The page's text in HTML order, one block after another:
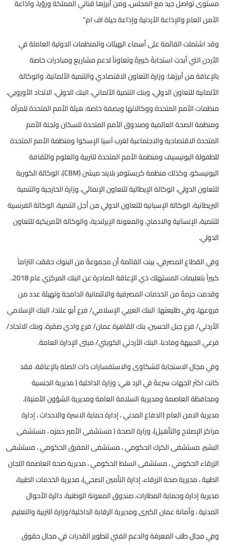
مستوى تواصل جيد مع المجلس، ومن أبرزها قناتي المملكة ورؤيا، واذاعة
الأمن العام والإذاعة الأردنية وإذاعة حياة اف ام."
وقد اشتملت القائمة على أسماء الهيئات والمنظمات الدولية العاملة في
الأردن التي أبدت استجابةً كبيرةً وتعاوناً لدعم مشاريع ومبادرات خاصة
بالإعاقة من أبرزها:وزارة التعاون الاقتصادي والتنمية الألمانية، والوكالة
الألمانية للتعاون الدولي، وبنك التنمية الألماني، البنك الدولي، الاتحاد الأوروبي،
منظمات الأمم المتحدة ووكالاتها وبصفة خاصة: هيئة الأمم المتحدة للمرأة
ومنظمة الصحة العالمية وصندوق الأمم المتحدة للسكان ولجنة الأمم
المتحدة الاقتصادية والاجتماعية لغرب آسيا الإسكوا ومنظمة الأمم المتحدة
للطفولة اليونيسيف ومنظمة الأمم المتحدة للتربية والعلوم والثقافة
اليونيسكو. وكذلك منظمة كريستوفر بلايند ميشن (CBM)، الوكالة الكورية
للتعاون الدولي، الوكالة الإيطالية للتعاون الإنمائي، وزارة الخارجية والتنمية
البريطانية، الوكالة الإسبانية للتعاون الدولي من أجل التنمية، الوكالة الفرنسية
للتنمية، الإنسانية والادماج، والمعونة الإيرلندية، والوكالة الأمريكية للتعاون
الدولي.
وفي القطاع المصرفي، بينت القائمة أن مجموعةً من البنوك حققت التزاماً
كبيراً بتعليمات المستهلك ذي الإعاقة الصادرة عن البنك المركزي عام 2018،
وقدمت حزمةً من الخدمات المصرفية والائتمانية الدامجة وتهيئة عدد من
فروعها، وفي طليعتها: البنك العربي الإسلامي/ فرع أبو علندا، البنك الإسلامي
الأردني/ فرع جبل الحسين، بنك القاهرة عمان/ فرع وادي صقرة، وبنك الاتحاد/
فرعي الجبيهة ومادبا، البنك الأردني الكويتي/ مبنى الإدارة العامة.
وفي مجال الاستجابة للشكاوى والاستفسارات ذات الصلة بالإعاقة، فقد
كانت اكثر الجهات سرعةً في الرد هي: وزارة الداخلية ( مديرية الجنسية
ومحافظة العاصمة ومديرية السلامة العامة ومديرية الشؤون الأمنية)،
مديرية الامن العام (الدفاع المدني ، إدارة حماية الاسرة والاحداث ، إدارة
مراكز الإصلاح والتأهيل)، وزارة الصحة ( مستشفى الأمير حمزه ، مستشفى
البشير، مستشفى الكرك الحكومي ، مستشفى المفرق الحكومي ، مستشفى
الزرقاء الحكومي ، مستشفى السلط الحكومي ، مديرية صحة العاصمة اللجان
الطبية ، مديرية صحة الزرقاء، إدارة التأمين الصحي)، مديرية الخدمات الطبية،
مديرية إدارة وحماية المطارات، صندوق المعونة الوطنية، دائرة الأحوال
المدنية ، وأمانة عمان الكبرى ومديرية الرقابة الداخلية/وزارة التربية والتعليم.
وفي مجال طلب المعرفة والدعم الفني لتطوير القدرات في مجال حقوق